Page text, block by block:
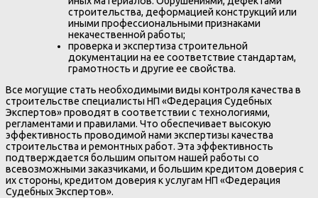
строительства, деформацией конструкций или
иными профессиональными признаками
некачественной работы;
проверка и экспертиза строительной
документации на ее соответствие стандартам,
грамотность и другие ее свойства.
Все могущие стать необходимыми виды контроля качества в
строительстве специалисты НП «Федерация Судебных
Экспертов» проводят в соответствии с технологиями,
регламентами и правилами. Что обеспечивает высокую
эффективность проводимой нами экспертизы качества
строительства и ремонтных работ. Эта эффективность
подтверждается большим опытом нашей работы со
всевозможными заказчиками, и большим кредитом доверия с
их стороны, кредитом доверия к услугам НП «Федерация
Судебных Экспертов».